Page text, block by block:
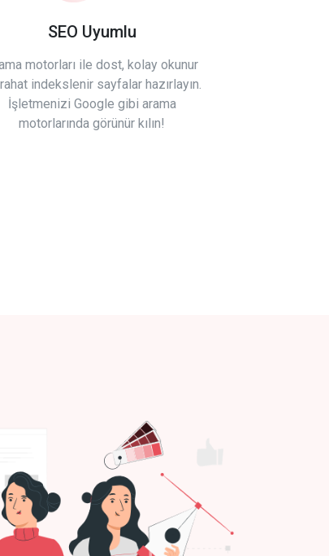
SEO Uyumlu
motorları ile dost, kolay okunur
indekslenir sayfalar hazırlayın.
İşletmenizi Google gibi arama
motorlarında görünür kılın!